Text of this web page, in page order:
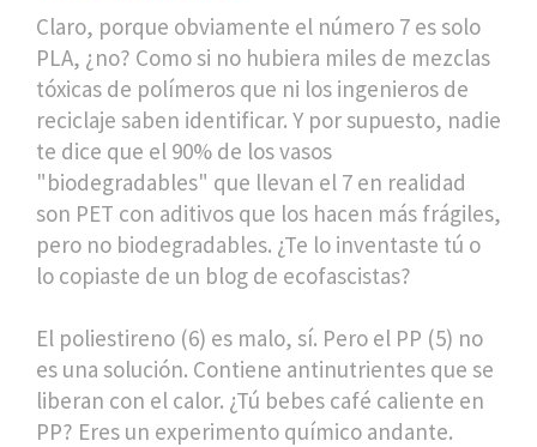
Claro, porque obviamente el número 7 es solo
PLA, ¿no? Como si no hubiera miles de mezclas
tóxicas de polímeros que ni los ingenieros de
reciclaje saben identificar. Y por supuesto, nadie
te dice que el 90% de los vasos
"biodegradables" que llevan el 7 en realidad
son PET con aditivos que los hacen más frágiles,
pero no biodegradables. ¿Te lo inventaste tú o
lo copiaste de un blog de ecofascistas?
El poliestireno (6) es malo, sí. Pero el PP (5) no
es una solución. Contiene antinutrientes que se
liberan con el calor. ¿Tú bebes café caliente en
PP? Eres un experimento químico andante.